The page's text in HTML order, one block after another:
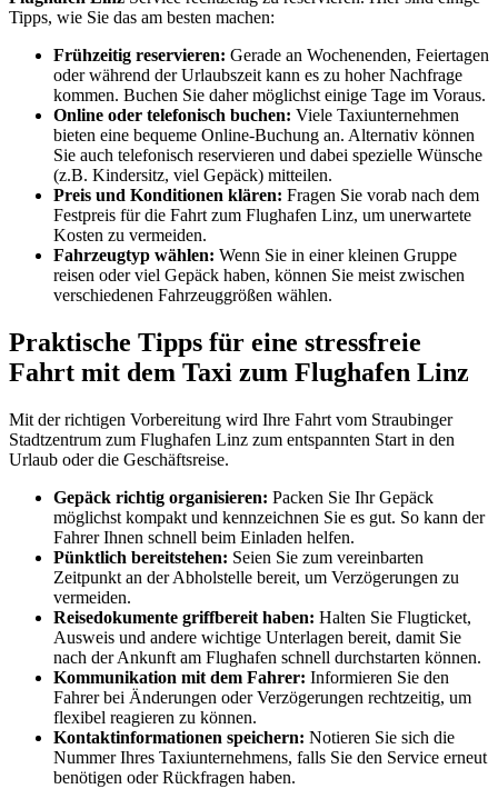
Tipps, wie Sie das am besten machen:
Frühzeitig reservieren: Gerade an Wochenenden, Feiertagen
oder während der Urlaubszeit kann es zu hoher Nachfrage
kommen. Buchen Sie daher möglichst einige Tage im Voraus.
Online oder telefonisch buchen: Viele Taxiunternehmen
bieten eine bequeme Online-Buchung an. Alternativ können
Sie auch telefonisch reservieren und dabei spezielle Wünsche
(z.B. Kindersitz, viel Gepäck) mitteilen.
Preis und Konditionen klären: Fragen Sie vorab nach dem
Festpreis für die Fahrt zum Flughafen Linz, um unerwartete
Kosten zu vermeiden.
Fahrzeugtyp wählen: Wenn Sie in einer kleinen Gruppe
reisen oder viel Gepäck haben, können Sie meist zwischen
verschiedenen Fahrzeuggrößen wählen.
Praktische Tipps für eine stressfreie
Fahrt mit dem Taxi zum Flughafen Linz
Mit der richtigen Vorbereitung wird Ihre Fahrt vom Straubinger
Stadtzentrum zum Flughafen Linz zum entspannten Start in den
Urlaub oder die Geschäftsreise.
Gepäck richtig organisieren: Packen Sie Ihr Gepäck
möglichst kompakt und kennzeichnen Sie es gut. So kann der
Fahrer Ihnen schnell beim Einladen helfen.
Pünktlich bereitstehen: Seien Sie zum vereinbarten
Zeitpunkt an der Abholstelle bereit, um Verzögerungen zu
vermeiden.
Reisedokumente griffbereit haben: Halten Sie Flugticket,
Ausweis und andere wichtige Unterlagen bereit, damit Sie
nach der Ankunft am Flughafen schnell durchstarten können.
Kommunikation mit dem Fahrer: Informieren Sie den
Fahrer bei Änderungen oder Verzögerungen rechtzeitig, um
flexibel reagieren zu können.
Kontaktinformationen speichern: Notieren Sie sich die
Nummer Ihres Taxiunternehmens, falls Sie den Service erneut
benötigen oder Rückfragen haben.